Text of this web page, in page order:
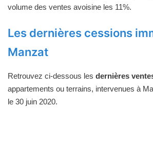
volume des ventes avoisine les 11%.
Les dernières cessions
Manzat
Retrouvez ci-dessous les dernières
appartements ou terrains, intervenues à
le 30 juin 2020.